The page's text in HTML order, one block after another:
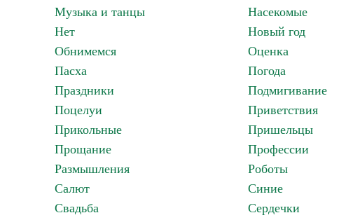
Музыка и танцы
Насекомые
Нет
Новый год
Обнимемся
Оценка
Пасха
Погода
Праздники
Подмигивание
Поцелуи
Приветствия
Прикольные
Пришельцы
Прощание
Профессии
Размышления
Роботы
Салют
Синие
Свадьба
Сердечки